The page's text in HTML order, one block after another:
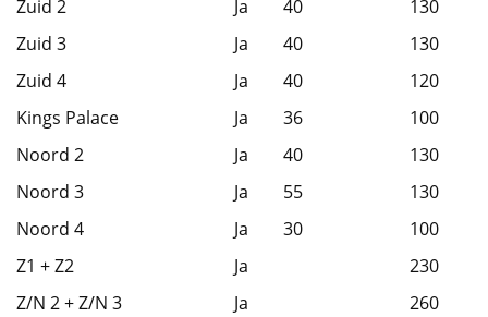
Zuid 2 Ja 40
130
Zuid 3
Ja 40
130
Zuid 4
Ja 40
120
Kings Palace
Ja 36
100
Noord 2
Ja 40
130
Noord 3
Ja 55
130
Noord 4
Ja 30
100
Z1 + Z2
Ja 230
Z/N 2 + Z/N 3
Ja 260